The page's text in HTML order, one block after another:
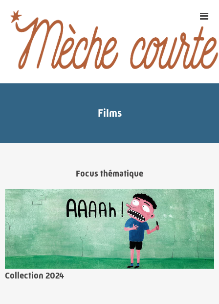
Films
Focus thématique
Let’s play music !